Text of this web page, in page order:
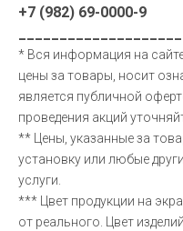
+7 (982) 69-0000-9
* Вся информация на
цены за товары, носит
является публичной
проведения акций
** Цены, указанные за
установку или любые
услуги.
*** Цвет продукции на
от реального. Цвет